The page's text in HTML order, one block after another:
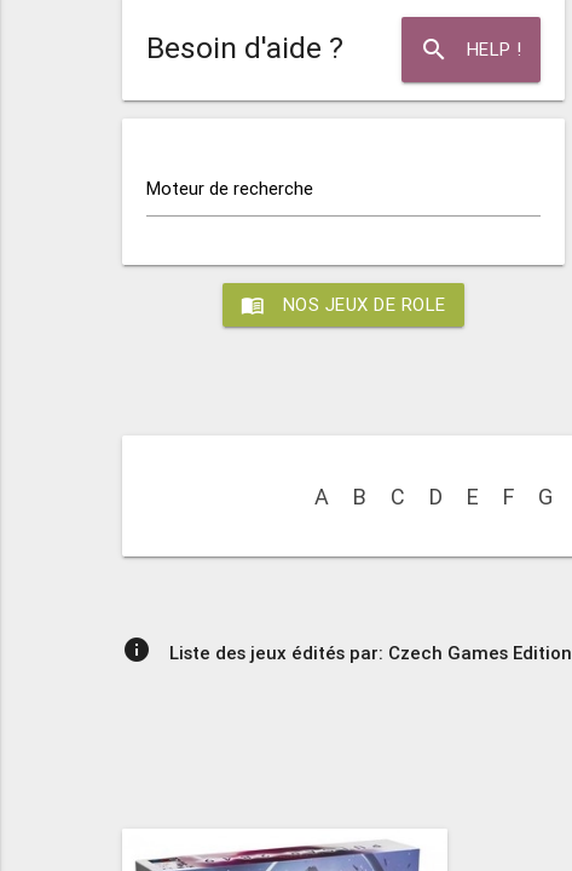
search HELP !
Besoin d'aide ?
Moteur de recherche
menu_book NOS JEUX DE ROLE
A B C D E F G
info Liste des jeux édités par: Czech Games Edition